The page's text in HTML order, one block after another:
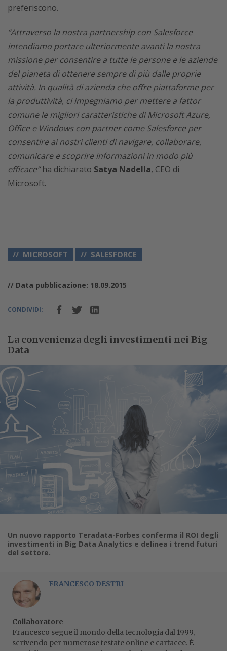
preferiscono.
“Attraverso la nostra partnership con Salesforce
intendiamo portare ulteriormente avanti la nostra
missione per consentire a tutte le persone e le aziende
del pianeta di ottenere sempre di più dalle proprie
attività. In qualità di azienda che offre piattaforme per
la produttività, ci impegniamo per mettere a fattor
comune le migliori caratteristiche di Microsoft Azure,
Office e Windows con partner come Salesforce per
consentire ai nostri clienti di navigare, collaborare,
comunicare e scoprire informazioni in modo più
efficace”ha dichiarato Satya Nadella, CEO di
Microsoft.
MICROSOFT SALESFORCE
// Data pubblicazione: 18.09.2015
CONDIVIDI:
La convenienza degli investimenti nei Big
Data
Un nuovo rapporto Teradata-Forbes conferma il ROI degli
investimenti in Big Data Analytics e delinea i trend futuri
del settore.
FRANCESCO DESTRI
Collaboratore
Francesco segue il mondo della tecnologia dal 1999,
scrivendo per numerose testate online e cartacee. È